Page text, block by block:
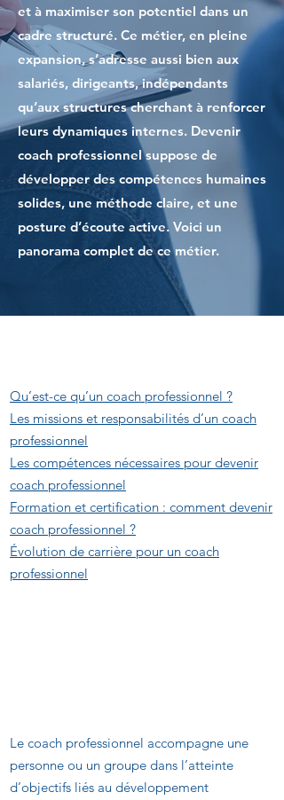
et à maximiser son potentiel dans un
cadre structuré. Ce métier, en pleine
expansion, s’adresse aussi bien aux
salariés, dirigeants, indépendants
qu’aux structures cherchant à renforcer
leurs dynamiques internes. Devenir
coach professionnel suppose de
développer des compétences humaines
solides, une méthode claire, et une
posture d’écoute active. Voici un
panorama complet de ce métier.
Qu’est-ce qu’un coach professionnel ?
Les missions et responsabilités d’un coach
professionnel
Les compétences nécessaires pour devenir
coach professionnel
Formation et certification : comment devenir
coach professionnel ?
Évolution de carrière pour un coach
professionnel
Le coach professionnel accompagne une
personne ou un groupe dans l’atteinte
d’objectifs liés au développement